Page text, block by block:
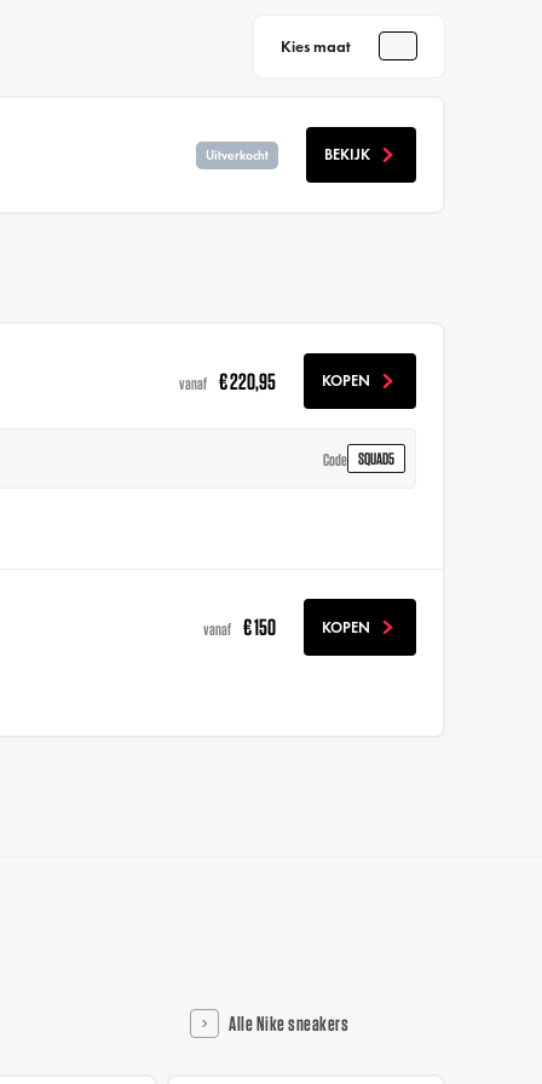
Kies maat
Uitverkocht BEKIJK
vanaf € 220,95 KOPEN
Code SQUAD5
vanaf € 150 KOPEN
Alle Nike sneakers